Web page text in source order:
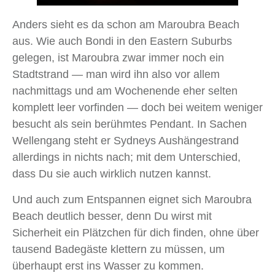
Anders sieht es da schon am Maroubra Beach
aus. Wie auch Bondi in den Eastern Suburbs
gelegen, ist Maroubra zwar immer noch ein
Stadtstrand — man wird ihn also vor allem
nachmittags und am Wochenende eher selten
komplett leer vorfinden — doch bei weitem weniger
besucht als sein berühmtes Pendant. In Sachen
Wellengang steht er Sydneys Aushängestrand
allerdings in nichts nach; mit dem Unterschied,
dass Du sie auch wirklich nutzen kannst.
Und auch zum Entspannen eignet sich Maroubra
Beach deutlich besser, denn Du wirst mit
Sicherheit ein Plätzchen für dich finden, ohne über
tausend Badegäste klettern zu müssen, um
überhaupt erst ins Wasser zu kommen.